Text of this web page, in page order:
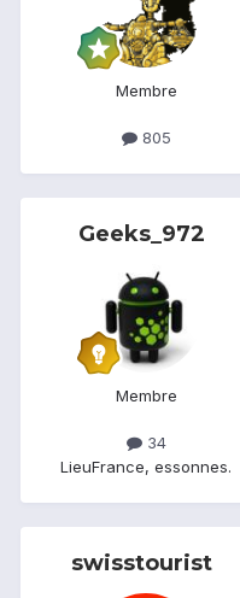
Membre
805
Geeks_972
Membre
34
LieuFrance, essonnes.
swisstourist